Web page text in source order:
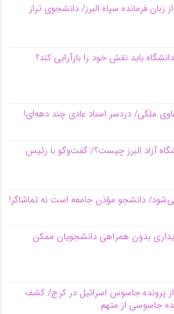
فرمانده سپاه البرز/ دانشجوی تراز
باید نقش خود را بازآرایی کند؟
ملکی/ دردسر اسناد عادی چند‌ دهه‌ای!
آزاد البرز چیست؟/ گفت‌وگو با رئیس
دانشجو مؤذن جامعه است نه تماشاگر!
بدون همراهی دانشجویان ممکن
پرونده جاسوس اسرائیل در کرج/‌ کشف
جاسوسی از متهم